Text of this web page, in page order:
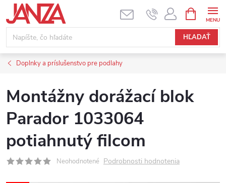
Prejsť na obsah
HĽADAŤ
Doplnky a príslušenstvo pre podlahy
Montážny dorážací blok
Parador 1033064
potiahnutý filcom
Neohodnotené Podrobnosti hodnotenia